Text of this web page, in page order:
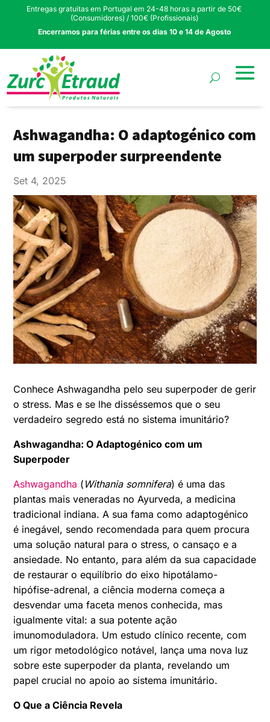
Entregas gratuitas em Portugal em 24-48 horas a partir de 50€
(Consumidores) / 100€ (Profissionais)
Encerramos para férias entre os dias 10 e 14 de Agosto
Ashwagandha: O adaptogénico com
um superpoder surpreendente
Set 4, 2025
Conhece Ashwagandha pelo seu superpoder de gerir
o stress. Mas e se lhe disséssemos que o seu
verdadeiro segredo está no sistema imunitário?
Ashwagandha: O Adaptogénico com um
Superpoder
Ashwagandha ( Withania somnifera) é uma das
plantas mais veneradas no Ayurveda, a medicina
tradicional indiana. A sua fama como adaptogénico
é inegável, sendo recomendada para quem procura
uma solução natural para o stress, o cansaço e a
ansiedade. No entanto, para além da sua capacidade
de restaurar o equilíbrio do eixo hipotálamo-
hipófise-adrenal, a ciência moderna começa a
desvendar uma faceta menos conhecida, mas
igualmente vital: a sua potente ação
imunomoduladora. Um estudo clínico recente, com
um rigor metodológico notável, lança uma nova luz
sobre este superpoder da planta, revelando um
papel crucial no apoio ao sistema imunitário.
O Que a Ciência Revela